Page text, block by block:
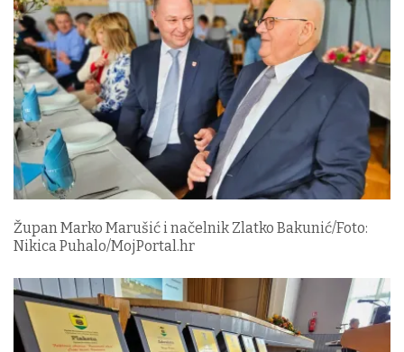
Župan Marko Marušić i načelnik Zlatko Bakunić/Foto:
Nikica Puhalo/MojPortal.hr